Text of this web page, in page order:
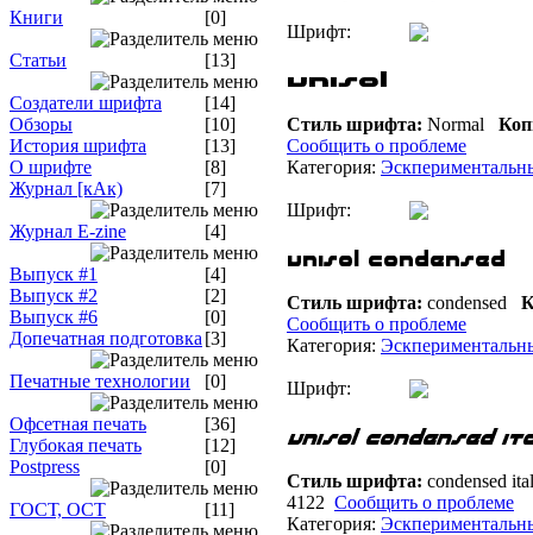
Книги [0]
Статьи [13]
Создатели шрифта
[14]
Обзоры
[10]
История шрифта
[13]
О шрифте
[8]
Журнал [кАк)
[7]
Журнал E-zine [4]
Выпуск #1
[4]
Выпуск #2
[2]
Выпуск #6
[0]
Допечатная подготовка [3]
Печатные технологии [0]
Офсетная печать
[36]
Глубокая печать
[12]
Postpress
[0]
ГОСТ, ОСТ [11]
Шрифт:
Стиль шрифта: Normal
Сообщить о проблеме
Категория:
Шрифт:
Стиль шрифта: condensed
Сообщить о проблеме
Категория:
Шрифт:
Стиль шрифта: condensed
4122 Сообщить о проблеме
Категория: